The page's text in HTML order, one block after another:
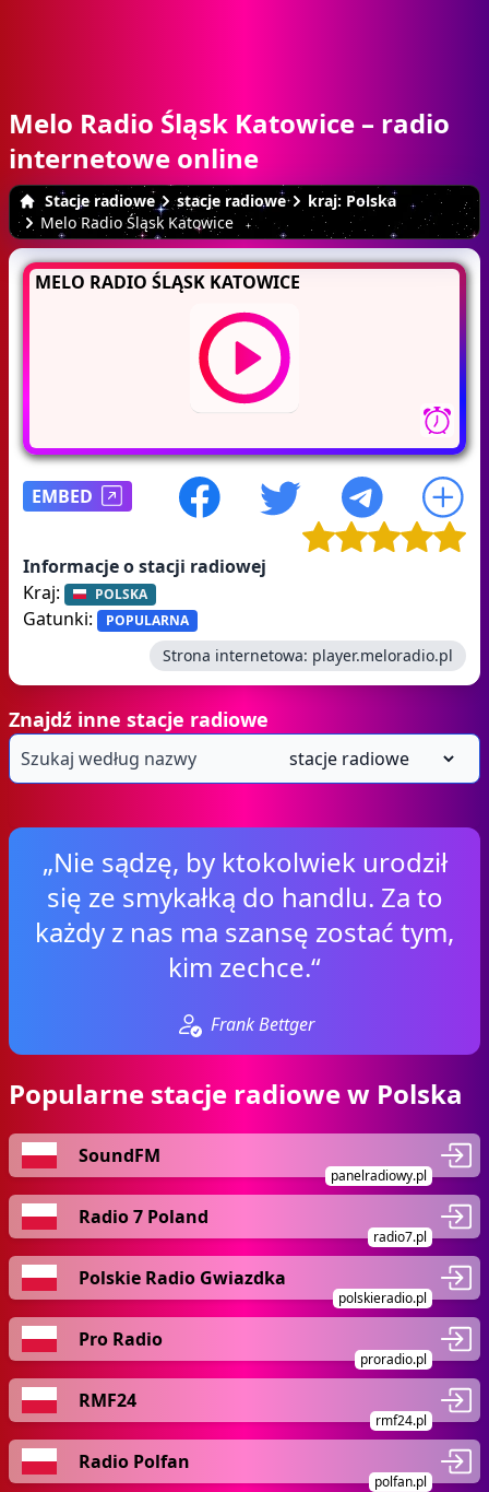
Melo Radio Śląsk Katowice – radio
internetowe online
Stacje radiowe stacje radiowe
kraj: Polska
Melo Radio Śląsk Katowice
MELO RADIO ŚLĄSK KATOWICE
EMBED
Informacje o stacji radiowej
Kraj:
POLSKA
Gatunki: POPULARNA
Strona internetowa: player.meloradio.pl
Znajdź inne stacje radiowe
„Nie sądzę, by ktokolwiek urodził
się ze smykałką do handlu. Za to
każdy z nas ma szansę zostać tym,
kim zechce.“
Frank Bettger
Popularne stacje radiowe w Polska
SoundFM
panelradiowy.pl
Radio 7 Poland
radio7.pl
Polskie Radio Gwiazdka
polskieradio.pl
Pro Radio
proradio.pl
RMF24
rmf24.pl
Radio Polfan
polfan.pl